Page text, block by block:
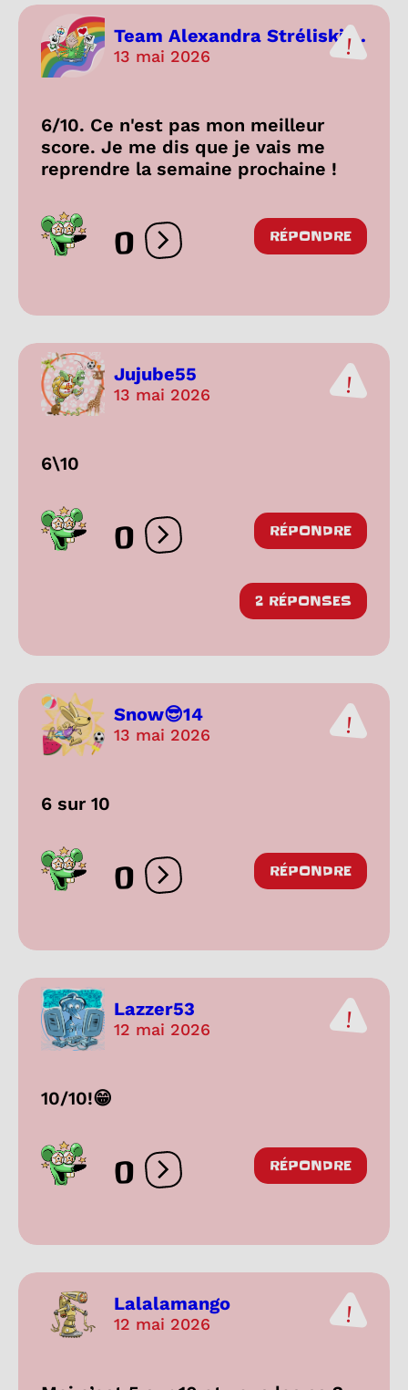
Team Alexandra Stréliski ...
13 mai 2026
6/10. Ce n'est pas mon meilleur
score. Je me dis que je vais me
reprendre la semaine prochaine !
0 Ouvrir les réactions
RÉPONDRE
Jujube55
13 mai 2026
6\10
0 Ouvrir les réactions
RÉPONDRE
2 RÉPONSES
Snow😎14
13 mai 2026
6 sur 10
0 Ouvrir les réactions
RÉPONDRE
Lazzer53
12 mai 2026
10/10!😁
0 Ouvrir les réactions
RÉPONDRE
Lalalamango
12 mai 2026